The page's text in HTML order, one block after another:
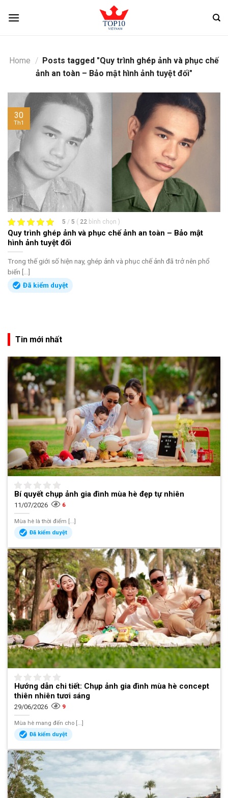
Home / Posts tagged "Quy trình ghép ảnh và phục chế
ảnh an toàn – Bảo mật hình ảnh tuyệt đối"
5 / 5 ( 22 bình chọn )
Quy trình ghép ảnh và phục chế ảnh an toàn – Bảo mật
hình ảnh tuyệt đối
Trong thế giới số hiện nay, ghép ảnh và phục chế ảnh đã trở nên phổ
biến [...]
Đã kiểm duyệt
30
Th1
Tin mới nhất
Bí quyết chụp ảnh gia đình mùa hè đẹp tự nhiên
11/07/2026 6
Mùa hè là thời điểm [...]
Đã kiểm duyệt
Hướng dẫn chi tiết: Chụp ảnh gia đình mùa hè concept
thiên nhiên tươi sáng
29/06/2026 9
Mùa hè mang đến cho [...]
Đã kiểm duyệt